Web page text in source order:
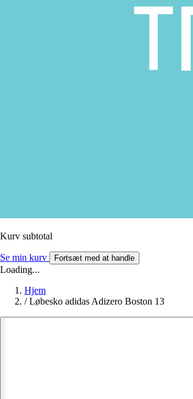
Kurv subtotal
Se min kurv Fortsæt med at handle
Loading...
Hjem
/ Løbesko adidas Adizero Boston 13